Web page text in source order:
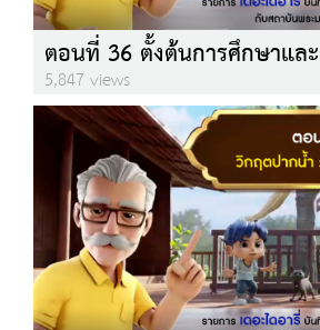
ตอนที่ 36 ตั้งต้นการศึกษาแล
5,847 views